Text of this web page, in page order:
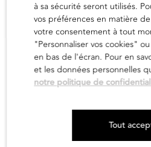
Yuumi
1.000,00
en savoir
à sa sécurité seront utilisés.
vos préférences en matière
votre consentement à tout
"Personnaliser vos cookies"
en bas de l'écran. Pour en
et les données personnelles
notre politique de
Tout